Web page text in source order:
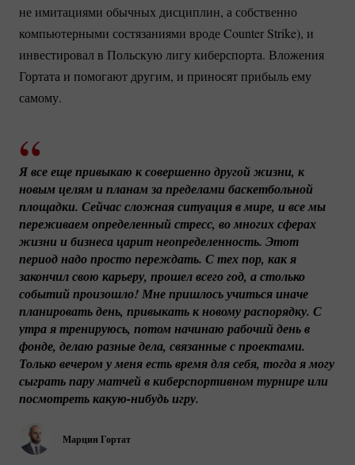
не имитациями обычных дисциплин, а собственно
компьютерными состязаниями вроде Counter Strike), и
инвестировал в Польскую лигу киберспорта. Вложения
Гортата и помогают другим, и приносят прибыль ему
самому.
Марцин Гортат
Я все еще привыкаю к ​​совершенно другой жизни, к
новым целям и планам за пределами баскетбольной
площадки. Сейчас сложная ситуация в мире, и все мы
переживаем определенный стресс, во многих сферах
жизни и бизнеса царит неопределенность. Этот
период надо просто переждать. С тех пор, как я
закончил свою карьеру, прошел всего год, а столько
событий произошло! Мне пришлось учиться иначе
планировать день, привыкать к новому распорядку. С
утра я тренируюсь, потом начинаю рабочий день в
фонде, делаю разные дела, связанные с проектами.
Только вечером у меня есть время для себя, тогда я могу
сыграть пару матчей в киберспортивном турнире или
посмотреть какую-нибудь игру.